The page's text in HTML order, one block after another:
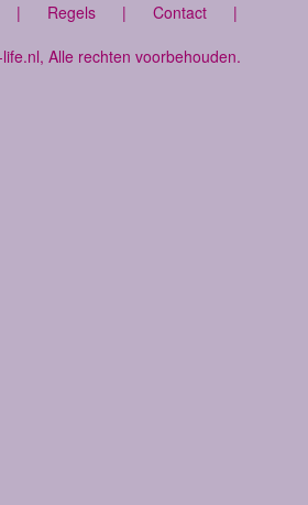
| Regels | Contact |
Alle rechten voorbehouden.